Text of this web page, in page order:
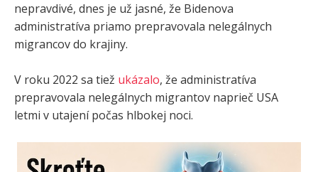
nepravdivé, dnes je už jasné, že Bidenova
administratíva priamo prepravovala nelegálnych
migrancov do krajiny.
V roku 2022 sa tiež ukázalo, že administratíva
prepravovala nelegálnych migrantov naprieč USA
letmi v utajení počas hlbokej noci.